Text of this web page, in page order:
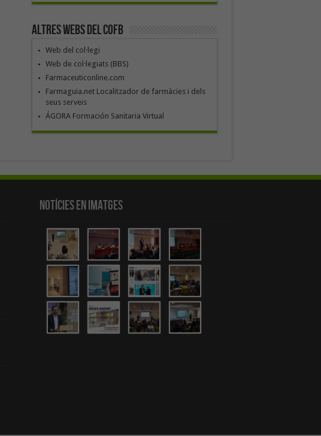
Altres webs del COFB
Web del col·legi
Web de col·legiats (BBS)
Farmaceuticonline.com
Farmaguia.net Localitzador de farmàcies i dels
seus serveis
ÁGORA Formación Sanitaria Virtual
Notícies en Imatges